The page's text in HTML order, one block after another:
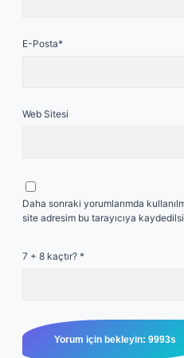
E-Posta*
Web Sitesi
Daha sonraki yorumlarımda
site adresim bu tarayıcıya
7 + 8 kaçtır? *